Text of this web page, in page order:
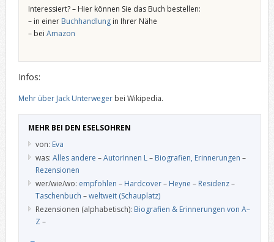
Interessiert? – Hier können Sie das Buch bestellen:
– in einer Buchhandlungin Ihrer Nähe
– bei Amazon
Infos:
Mehr über Jack Unterwegerbei Wikipedia.
MEHR BEI DEN ESELSOHREN
von: Eva
was: Alles andere –AutorInnen L– Biografien, Erinnerungen –
Rezensionen
wer/wie/wo: empfohlen – Hardcover– Heyne – Residenz–
Taschenbuch –weltweit (Schauplatz)
Rezensionen (alphabetisch): Biografien & Erinnerungen von A–
Z –